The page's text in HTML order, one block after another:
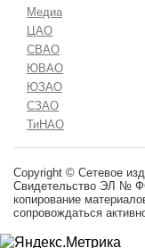
Медиа
ЦАО
СВАО
ЮВАО
ЮЗАО
СЗАО
ТиНАО
Copyright © Сетевое
Свидетельство ЭЛ №
копирование
сопровождаться